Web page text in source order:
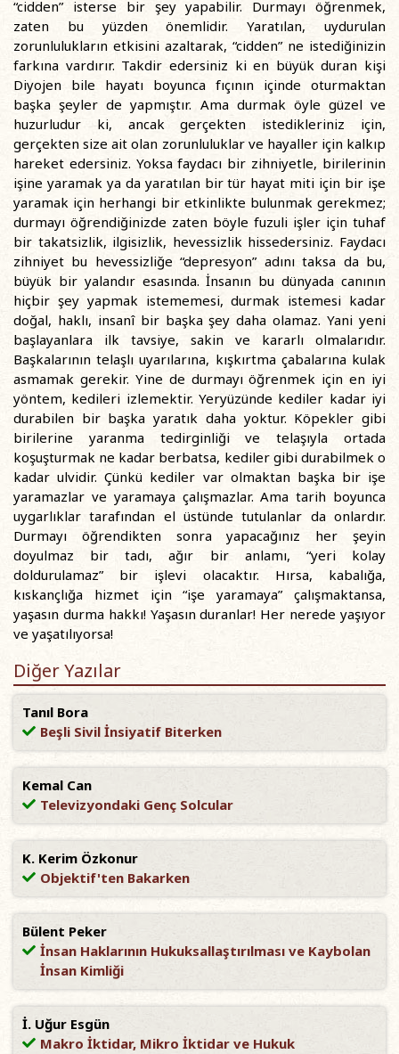
“cidden” isterse bir şey yapabilir. Durmayı öğrenmek,
zaten bu yüzden önemlidir. Yaratılan, uydurulan
zorunlulukların etkisini azaltarak, “cidden” ne istediğinizin
farkına vardırır. Takdir edersiniz ki en büyük duran kişi
Diyojen bile hayatı boyunca fıçının içinde oturmaktan
başka şeyler de yapmıştır. Ama durmak öyle güzel ve
huzurludur ki, ancak gerçekten istedikleriniz için,
gerçekten size ait olan zorunluluklar ve hayaller için kalkıp
hareket edersiniz. Yoksa faydacı bir zihniyetle, birilerinin
işine yaramak ya da yaratılan bir tür hayat miti için bir işe
yaramak için herhangi bir etkinlikte bulunmak gerekmez;
durmayı öğrendiğinizde zaten böyle fuzuli işler için tuhaf
bir takatsizlik, ilgisizlik, hevessizlik hissedersiniz. Faydacı
zihniyet bu hevessizliğe “depresyon” adını taksa da bu,
büyük bir yalandır esasında. İnsanın bu dünyada canının
hiçbir şey yapmak istememesi, durmak istemesi kadar
doğal, haklı, insanî bir başka şey daha olamaz. Yani yeni
başlayanlara ilk tavsiye, sakin ve kararlı olmalarıdır.
Başkalarının telaşlı uyarılarına, kışkırtma çabalarına kulak
asmamak gerekir. Yine de durmayı öğrenmek için en iyi
yöntem, kedileri izlemektir. Yeryüzünde kediler kadar iyi
durabilen bir başka yaratık daha yoktur. Köpekler gibi
birilerine yaranma tedirginliği ve telaşıyla ortada
koşuşturmak ne kadar berbatsa, kediler gibi durabilmek o
kadar ulvidir. Çünkü kediler var olmaktan başka bir işe
yaramazlar ve yaramaya çalışmazlar. Ama tarih boyunca
uygarlıklar tarafından el üstünde tutulanlar da onlardır.
Durmayı öğrendikten sonra yapacağınız her şeyin
doyulmaz bir tadı, ağır bir anlamı, “yeri kolay
doldurulamaz” bir işlevi olacaktır. Hırsa, kabalığa,
kıskançlığa hizmet için “işe yaramaya” çalışmaktansa,
yaşasın durma hakkı! Yaşasın duranlar! Her nerede yaşıyor
ve yaşatılıyorsa!
Diğer Yazılar
Tanıl Bora
Beşli Sivil İnsiyatif Biterken
Kemal Can
Televizyondaki Genç Solcular
K. Kerim Özkonur
Objektif'ten Bakarken
Bülent Peker
İnsan Haklarının Hukuksallaştırılması ve Kaybolan
İnsan Kimliği
İ. Uğur Esgün
Makro İktidar, Mikro İktidar ve Hukuk